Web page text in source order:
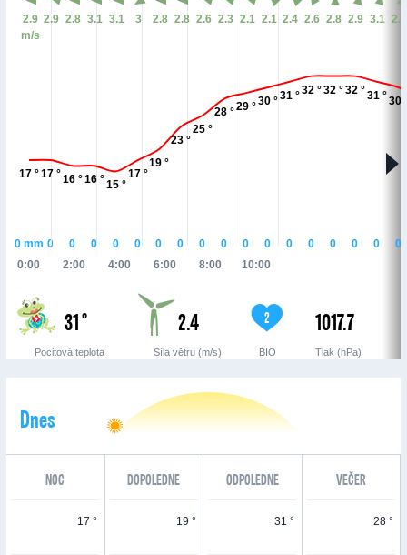
17 °17 °16 °16 °15 °
17 °
19 °
23 °
25 °
28 °29 °30 °31 °32 °32 °32 °31 °30
0:00 2:00 4:00 6:00 8:00 10:00
0mm 0 0 0 0 0 0 0 0 0 0 0 0 0 0 0 0 0
2.9
m/s
2.9 2.8 3.1 3.1 3 2.8 2.8 2.6 2.3 2.1 2.1 2.4 2.6 2.8 2.9 3.1 2.9
31 °
Pocitová teplota
2.4
Síla větru (m/s)
2
BIO
1017.7
Tlak (hPa)
Dnes
NOC DOPOLEDNE ODPOLEDNE VEČER
17 ° 19 ° 31 ° 28 °